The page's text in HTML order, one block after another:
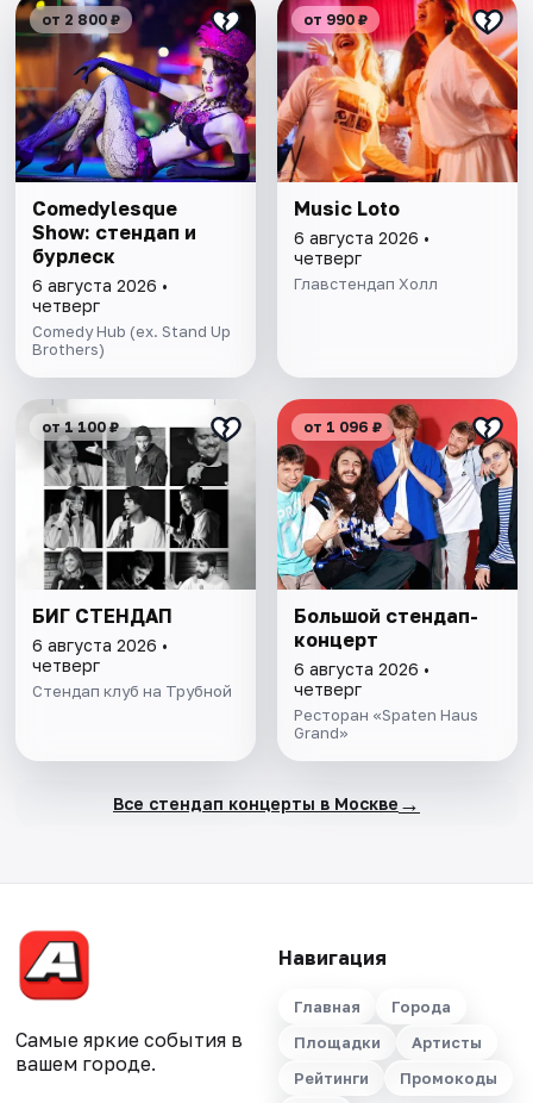
от 2 800 ₽
Comedylesque
Show: стендап и
бурлеск
6 августа 2026 •
четверг
Comedy Hub (ex. Stand Up
Brothers)
от 990 ₽
Music Loto
6 августа 2026 •
четверг
Главстендап Холл
от 1 100 ₽
БИГ СТЕНДАП
6 августа 2026 •
четверг
Стендап клуб на Трубной
от 1 096 ₽
Большой стендап-
концерт
6 августа 2026 •
четверг
Ресторан «Spaten Haus
Grand»
Все стендап концерты в Москве →
Самые яркие события в
вашем городе.
Навигация
Главная
Города
Площадки
Артисты
Рейтинги
Промокоды